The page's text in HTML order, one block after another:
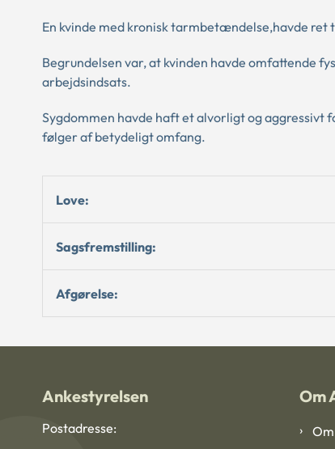
En kvinde med kronisk tarmbetændelse,havde
Begrundelsen var, at kvinden havde omfattende
arbejdsindsats.
Sygdommen havde haft et alvorligt og aggressivt
følger af betydeligt omfang.
Love:
Sagsfremstilling:
Afgørelse:
Ankestyrelsen
Postadresse:
Om